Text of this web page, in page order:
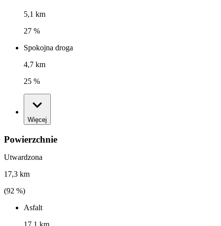
5,1 km
27 %
Spokojna droga
4,7 km
25 %
Więcej
Powierzchnie
Utwardzona
17,3 km
(92 %)
Asfalt
17,1 km